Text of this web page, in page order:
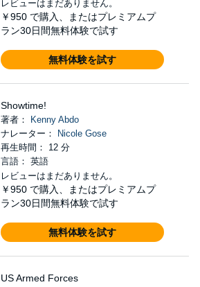
レビューはまだありません。
￥950 で購入、またはプレミアムプ
ラン30日間無料体験で試す
無料体験を試す
Showtime!
著者：
Kenny Abdo
ナレーター：
Nicole Gose
再生時間： 12 分
言語： 英語
レビューはまだありません。
￥950 で購入、またはプレミアムプ
ラン30日間無料体験で試す
無料体験を試す
US Armed Forces